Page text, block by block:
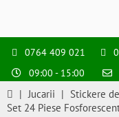
0764 409 021
09:00 - 15:00
| Jucarii | Stickere
Set 24 Piese